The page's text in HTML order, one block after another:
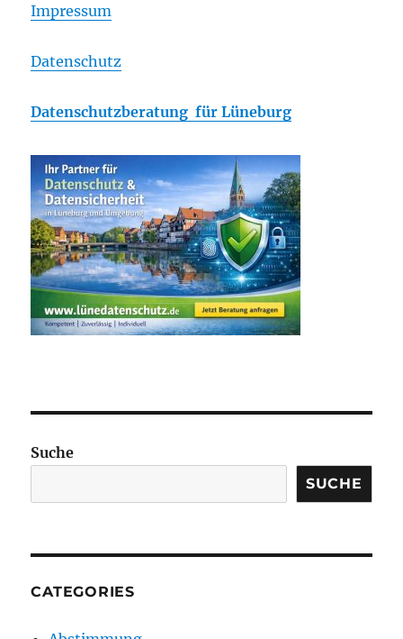
Impressum
Datenschutz
Datenschutzberatung für Lüneburg
Suche
SUCHE
CATEGORIES